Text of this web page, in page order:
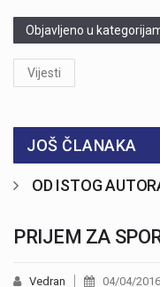
Objavljeno u
Vijesti
JOŠ ČLANAKA
OD ISTOG
PRIJEM ZA
Vedran 04/04/2016